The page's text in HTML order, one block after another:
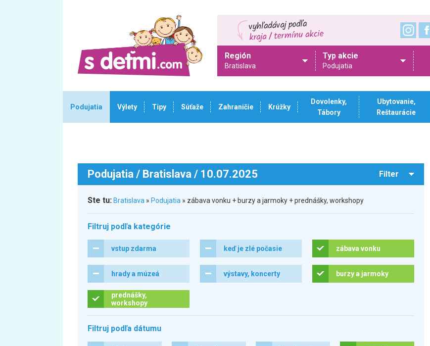
Región
Bratislava
Typ akcie
Podujatia
Podujatia Výlety Tipy Súťaže Zahraničie Krúžky
Dovolenky,
Tábory
Ubytovanie,
Reštaurácie
Podujatia / Bratislava / 10.07.2025 Filter
Ste tu: Bratislava » Podujatia » zábava vonku + burzy a jarmoky + prednášky, workshopy
Filtruj podľa kategórie
vstup zdarma keď je zlé počasie zábava vonku
hrady a múzeá výstavy, koncerty burzy a jarmoky
prednášky,
workshopy
Filtruj podľa dátumu